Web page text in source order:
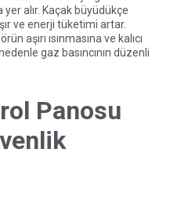
alır. Kaçak büyüdükçe
ve enerji tüketimi artar.
aşırı ısınmasına ve kalıcı
gaz basıncının düzenli
Panosu